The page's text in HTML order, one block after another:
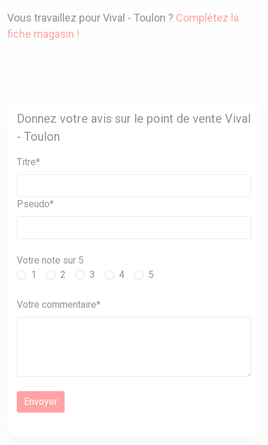
Vous travaillez pour Vival - Toulon ? Complétez la
fiche magasin !
Donnez votre avis sur le point de vente Vival
- Toulon
Titre*
Pseudo*
Votre note sur 5
1
2 3 4 5
Votre commentaire*